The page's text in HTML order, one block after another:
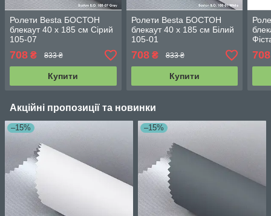
Ролети Besta БОСТОН
блекаут 40 х 185 см Сірий
105-07
708 ₴ 833 ₴
Купити
Ролети Besta БОСТОН
блекаут 40 х 185 см Білий
105-01
708₴ 833 ₴
Купити
708
Акційні пропозиції та новинки
–15% –15%